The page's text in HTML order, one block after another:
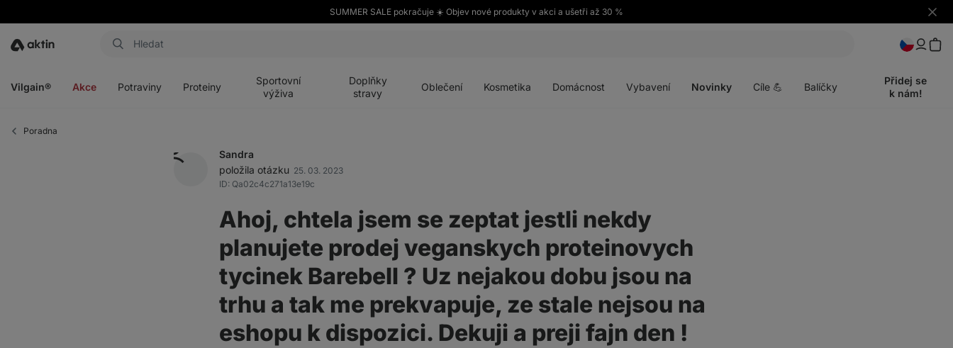
SUMMER SALE pokračuje ☀️ Objev nové produkty v akci a ušetři až 30 %
Skrýt
Aktin
Vilgain® Akce Potraviny Proteiny
Sportovní
výživa
Doplňky
stravy
Oblečení Kosmetika Domácnost Vybavení Novinky Cíle 💪 Balíčky
Přidej se
k nám!
Poradna
Sandra
položila otázku 25. 03. 2023
ID: Qa02c4c271a13e19c
Ahoj, chtela jsem se zeptat jestli nekdy
planujete prodej veganskych proteinovych
tycinek Barebell ? Uz nejakou dobu jsou na
trhu a tak me prekvapuje, ze stale nejsou na
eshopu k dispozici. Dekuji a preji fajn den !